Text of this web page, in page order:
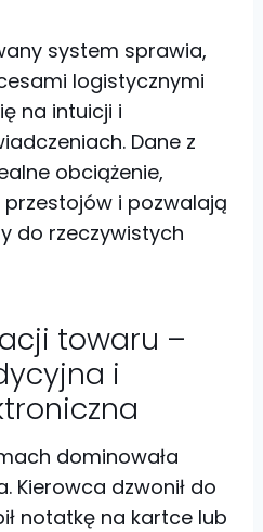
system sprawia,
logistycznymi
na intuicji i
Dane z
obciążenie,
i pozwalają
do rzeczywistych
towaru –
i
dominowała
Kierowca dzwonił do
notatkę na kartce lub